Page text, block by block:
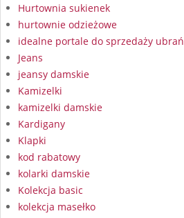
Hurtownia sukienek
hurtownie odzieżowe
idealne portale do sprzedaży ubrań
Jeans
jeansy damskie
Kamizelki
kamizelki damskie
Kardigany
Klapki
kod rabatowy
kolarki damskie
Kolekcja basic
kolekcja masełko